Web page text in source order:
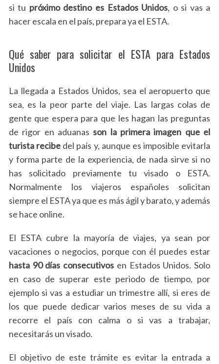
si tu próximo destino es Estados Unidos, o si vas a
hacer escala en el país, prepara ya el ESTA.
Qué saber para solicitar el ESTA para Estados
Unidos
La llegada a Estados Unidos, sea el aeropuerto que
sea, es la peor parte del viaje. Las largas colas de
gente que espera para que les hagan las preguntas
de rigor en aduanasson la primera imagen que el
turista recibe del país y, aunque es imposible evitarla
y forma parte de la experiencia, de nada sirve si no
has solicitado previamente tu visado o ESTA.
Normalmente los viajeros españoles solicitan
siempre el ESTA ya que es más ágil y barato, y además
se hace online.
El ESTA cubre la mayoría de viajes, ya sean por
vacaciones o negocios, porque con él puedes estar
hasta 90 días consecutivos en Estados Unidos. Solo
en caso de superar este periodo de tiempo, por
ejemplo si vas a estudiar un trimestre allí, si eres de
los que puede dedicar varios meses de su vida a
recorre el país con calma o si vas a trabajar,
necesitarás un visado.
El objetivo de este trámite es evitar la entrada a